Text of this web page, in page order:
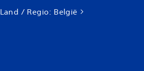
Land / Regio: België